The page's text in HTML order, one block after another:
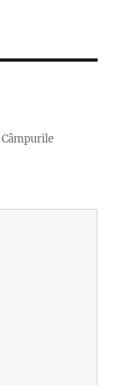
Câmpurile